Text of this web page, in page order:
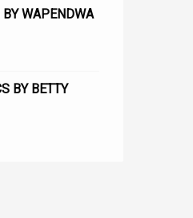
BY WAPENDWA
BY BETTY